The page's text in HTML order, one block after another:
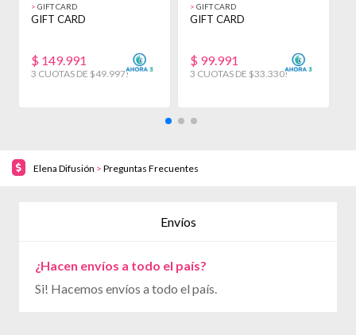
> GIFT CARD
GIFT CARD
$ 149.991
3 CUOTAS DE $49.997!
> GIFT CARD
GIFT CARD
$ 99.991
3 CUOTAS DE $33.330!
Elena Difusión > Preguntas Frecuentes
Envíos
¿Hacen envíos a todo el país?
Si! Hacemos envíos a todo el país.